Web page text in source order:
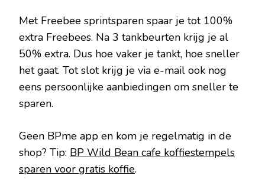
Met Freebee sprintsparen spaar je tot 100%
extra Freebees. Na 3 tankbeurten krijg je al
50% extra. Dus hoe vaker je tankt, hoe sneller
het gaat. Tot slot krijg je via e-mail ook nog
eens persoonlijke aanbiedingen om sneller te
sparen.
Geen BPme app en kom je regelmatig in de
shop? Tip: BP Wild Bean cafe koffiestempels
sparen voor gratis koffie.